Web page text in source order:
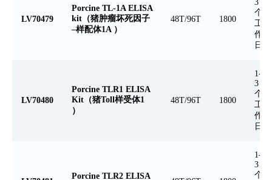
LV70479
Porcine TL-1A ELISA
kit（猪肿瘤坏死因子
–样配体1A ）
48T/96T 1800
3
个
工
作
日
LV70480
Porcine TLR1 ELISA
Kit（猪Toll样受体1
）
48T/96T 1800
1-
3
个
工
作
日
Porcine TLR2 ELISA
1-
3
个